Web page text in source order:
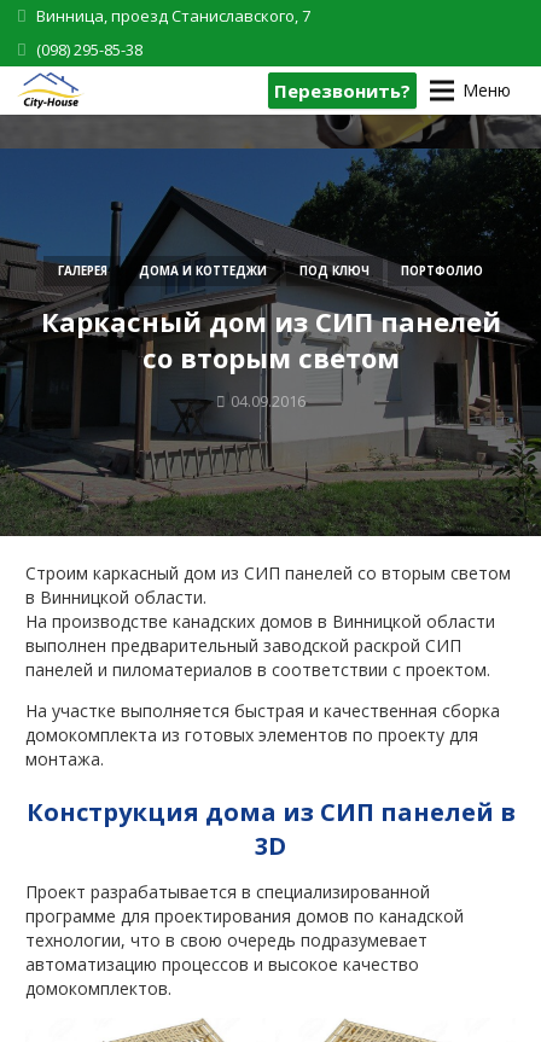
Винница, проезд Станиславского, 7
(098) 295-85-38
Перезвонить? Меню
Каркасный дом из СИП панелей
со вторым светом
04.09.2016
ГАЛЕРЕЯ ДОМА И КОТТЕДЖИ ПОД КЛЮЧ ПОРТФОЛИО
Строим каркасный дом из СИП панелей со вторым светом
в Винницкой области.
На производстве канадских домов в Винницкой области
выполнен предварительный заводской раскрой СИП
панелей и пиломатериалов в соответствии с проектом.
На участке выполняется быстрая и качественная сборка
домокомплекта из готовых элементов по проекту для
монтажа.
Конструкция дома из СИП панелей в
3D
Проект разрабатывается в специализированной
программе для проектирования домов по канадской
технологии, что в свою очередь подразумевает
автоматизацию процессов и высокое качество
домокомплектов.